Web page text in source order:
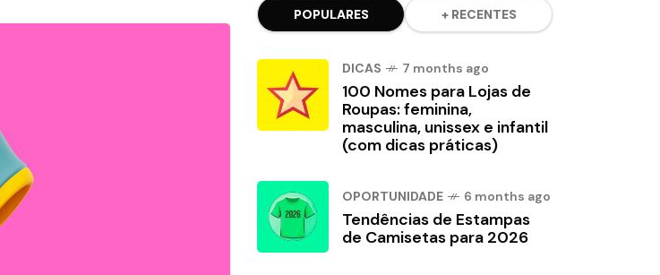
POPULARES + RECENTES
DICAS 7 months ago
100 Nomes para Lojas de
Roupas: feminina,
masculina, unissex e infantil
(com dicas práticas)
OPORTUNIDADE 6 months ago
Tendências de Estampas
de Camisetas para 2026